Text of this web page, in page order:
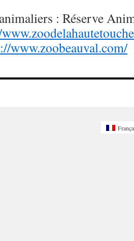
: Réserve
www.zoobeauval.com/